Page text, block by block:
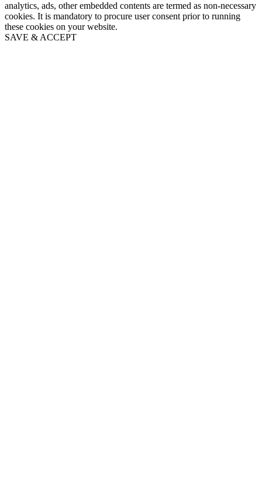
analytics, ads, other embedded contents are termed as non-necessary
cookies. It is mandatory to procure user consent prior to running
these cookies on your website.
SAVE & ACCEPT